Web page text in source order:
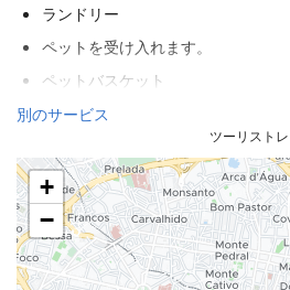
ランドリー
ペットを受け入れます。
ペットバスケット
ペットボウル
暖房
エレベーター
身体不自由者用のアクセス
禁煙ルーム
別のサービス
ツーリスト
+
−